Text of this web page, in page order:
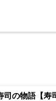
の物語【寿